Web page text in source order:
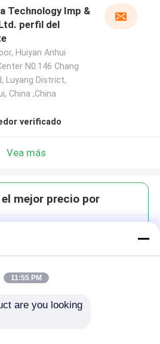
Technology Imp &
perfil del
Huiyan Anhui
N0.146 Chang
Luyang District,
China ,China
verificado
Vea más
mejor precio por
11:55 PM
are you looking